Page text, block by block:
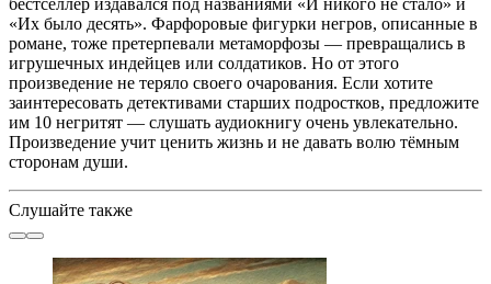
бестселлер издавался под названиями «И никого не стало» и
«Их было десять». Фарфоровые фигурки негров, описанные в
романе, тоже претерпевали метаморфозы — превращались в
игрушечных индейцев или солдатиков. Но от этого
произведение не теряло своего очарования. Если хотите
заинтересовать детективами старших подростков, предложите
им 10 негритят — слушать аудиокнигу очень увлекательно.
Произведение учит ценить жизнь и не давать волю тёмным
сторонам души.
Слушайте также